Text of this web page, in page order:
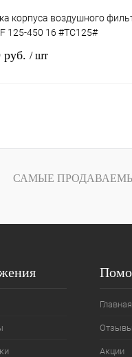
корпуса воздушного
125-450 16 #TC125#
руб. / шт
в 1 клик К
САМЫЕ
Главная
Отзывы
Акции